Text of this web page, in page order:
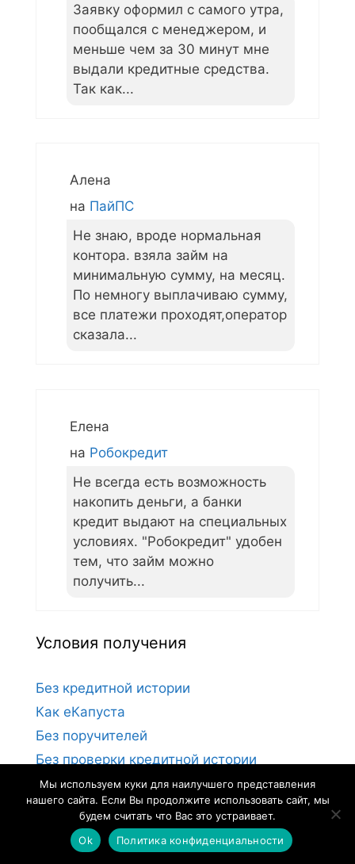
Заявку оформил с самого утра,
пообщался с менеджером, и
меньше чем за 30 минут мне
выдали кредитные средства.
Так как...
Алена
на ПайПС
Не знаю, вроде нормальная
контора. взяла займ на
минимальную сумму, на месяц.
По немногу выплачиваю сумму,
все платежи проходят,оператор
сказала...
Елена
на Робокредит
Не всегда есть возможность
накопить деньги, а банки
кредит выдают на специальных
условиях. "Робокредит" удобен
тем, что займ можно
получить...
Условия получения
Без кредитной истории
Как еКапуста
Без поручителей
Без проверки кредитной истории
Без проверок
Безотказные займы
Большие займы
Денежные займы
Мы используем куки для наилучшего представления
нашего сайта. Если Вы продолжите использовать сайт, мы
будем считать что Вас это устраивает.
Ok
Политика конфиденциальности